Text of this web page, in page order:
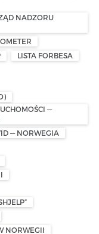
NADZORU
LISTA FORBESA
—
— NORWEGIA
NORWEGII